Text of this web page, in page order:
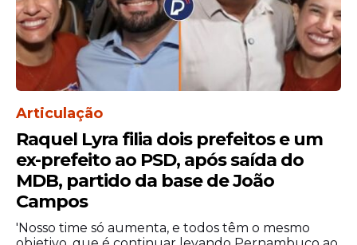
Também requer apuração sobre se, em
Articulação
Raquel Lyra filia dois prefeitos e um
ex-prefeito ao PSD, após saída do
MDB, partido da base de João
Campos
'Nosso time só aumenta, e todos têm o mesmo